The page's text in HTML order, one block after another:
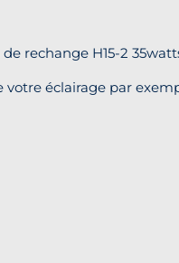
rechange H15-2
éclairage par